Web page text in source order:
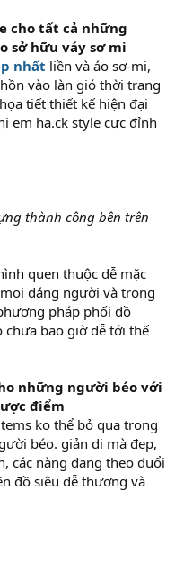
cho tất cả những
sở hữu váy sơ mi
nhất liền và áo sơ-mi,
vào làn gió thời trang
tiết thiết kế hiện đại
em ha.ck style cực đỉnh
thành công bên trên
quen thuộc dễ mặc
dáng người và trong
pháp phối đồ
bao giờ dễ tới thế
những người béo với
điểm
ko thể bỏ qua trong
béo. giản dị mà đẹp,
các nàng đang theo đuổi
đồ siêu dễ thương và